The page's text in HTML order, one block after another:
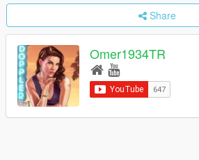
Share
Omer1934TR